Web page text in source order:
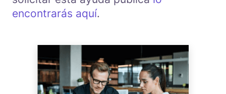
encontrarás aquí.